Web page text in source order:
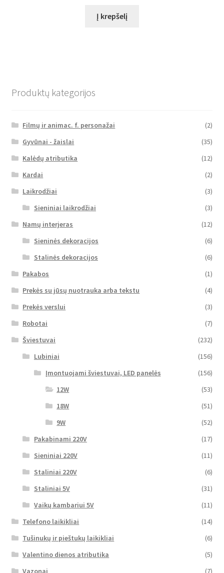
Į krepšelį
Produktų kategorijos
Filmų ir animac. f. personažai
(2)
Gyvūnai - žaislai
(35)
Kalėdų atributika
(12)
Kardai
(2)
Laikrodžiai
(3)
Sieniniai laikrodžiai
(3)
Namų interjeras
(12)
Sieninės dekoracijos
(6)
Stalinės dekoracijos
(6)
Pakabos
(1)
Prekės su jūsų nuotrauka arba tekstu
(4)
Prekės verslui
(3)
Robotai
(7)
Šviestuvai
(232)
Lubiniai
(156)
Įmontuojami šviestuvai, LED panelės
(156)
12W
(53)
18W
(51)
9W
(52)
Pakabinami 220V
(17)
Sieniniai 220V
(11)
Staliniai 220V
(6)
Staliniai 5V
(31)
Vaikų kambariui 5V
(11)
Telefono laikikliai
(14)
Tušinukų ir pieštukų laikikliai
(6)
Valentino dienos atributika
(5)
Vazonai
(7)